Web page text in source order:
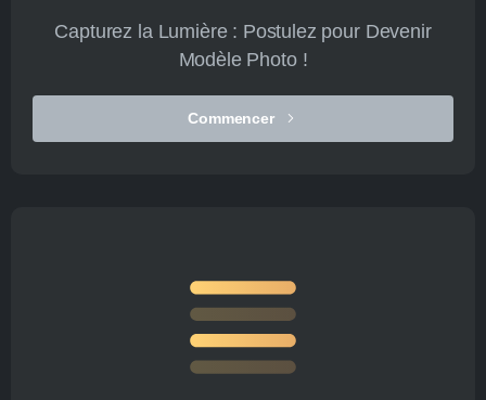
Capturez la Lumière : Postulez pour Devenir
Modèle Photo !
Commencer